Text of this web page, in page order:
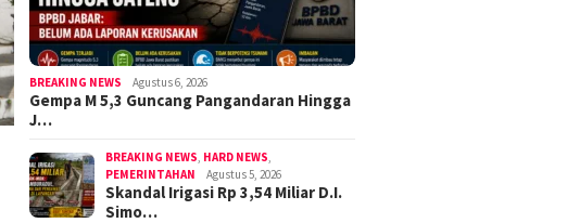
BREAKING NEWS Agustus 6, 2026
Gempa M 5,3 Guncang Pangandaran Hingga
J…
BREAKING NEWS HARD NEWS
PEMERINTAHAN
Agustus 5, 2026
Skandal Irigasi Rp 3,54 Miliar D.I.
Simo…